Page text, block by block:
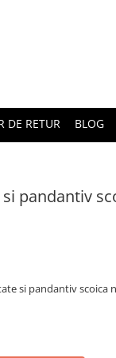
DE RETUR BLOG
pandantiv
si pandantiv